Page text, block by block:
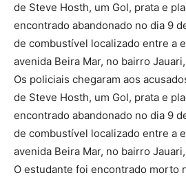
de Steve Hosth, um Gol, prata e
encontrado abandonado no dia 9
de combustível localizado entre a
avenida Beira Mar, no bairro
Os policiais chegaram aos
de Steve Hosth, um Gol, prata e
encontrado abandonado no dia 9
de combustível localizado entre a
avenida Beira Mar, no bairro
O estudante foi encontrado morto